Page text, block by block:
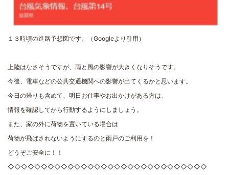
１３時頃の進路予想図です。（Googleより引用）
上陸はなさそうですが、雨と風の影響が大きくなりそうです。
今後、電車などの公共交通機関への影響が出てくるかと思います。
今日の帰りも含めて、明日お仕事やお出かけがある方は、
情報を確認してから行動するようにしましょう。
また、家の外に荷物を置いている場合は
荷物が飛ばされないようにするのと雨戸のご利用を！
どうぞご安全に！！
◇◇◇◇◇◇◇◇◇◇◇◇◇◇◇◇◇◇◇◇◇◇◇◇◇◇◇◇◇◇